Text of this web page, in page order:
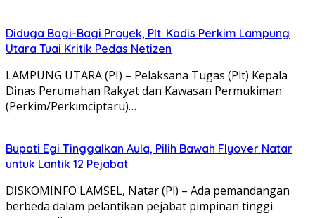
Diduga Bagi-Bagi Proyek, Plt. Kadis Perkim Lampung
Utara Tuai Kritik Pedas Netizen
LAMPUNG UTARA (PI) – Pelaksana Tugas (Plt) Kepala
Dinas Perumahan Rakyat dan Kawasan Permukiman
(Perkim/Perkimciptaru)…
Bupati Egi Tinggalkan Aula, Pilih Bawah Flyover Natar
untuk Lantik 12 Pejabat
DISKOMINFO LAMSEL, Natar (Pl) – Ada pemandangan
berbeda dalam pelantikan pejabat pimpinan tinggi